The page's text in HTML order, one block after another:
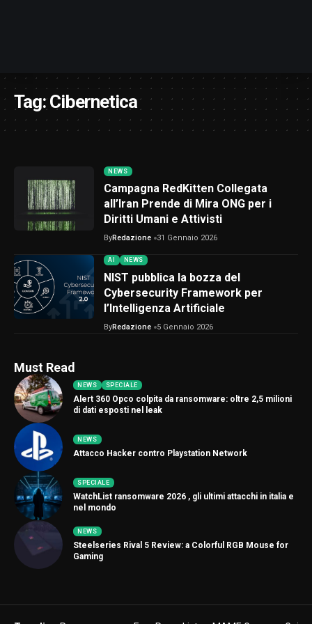
Tag:Cibernetica
NEWS
Campagna RedKitten Collegata
all’Iran Prende di Mira ONG per i
Diritti Umani e Attivisti
ByRedazione 31 Gennaio 2026
AI NEWS
NIST pubblica la bozza del
Cybersecurity Framework per
l’Intelligenza Artificiale
ByRedazione 5 Gennaio 2026
Must Read
NEWS SPECIALE
Alert 360 Opco colpita da ransomware: oltre 2,5 milioni
di dati esposti nel leak
NEWS
Attacco Hacker contro Playstation Network
SPECIALE
WatchList ransomware 2026 , gli ultimi attacchi in italia e
nel mondo
NEWS
Steelseries Rival 5 Review: a Colorful RGB Mouse for
Gaming